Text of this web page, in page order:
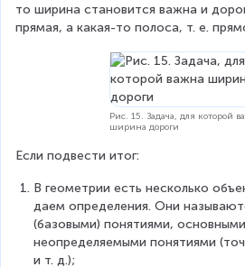
то ширина становится важна и
прямая, а какая-то полоса, т. е.
Рис. 15. Задача, для которой
ширина дороги
Если подвести итог:
В геометрии есть несколько
даем определения. Они
(базовыми) понятиями,
неопределяемыми понятиями
и т. д.);